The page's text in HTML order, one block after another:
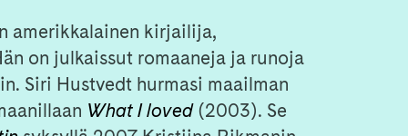
amerikkalainen kirjailija,
on julkaissut romaaneja ja runoja
Siri Hustvedt hurmasi maailman
What I loved(2003). Se